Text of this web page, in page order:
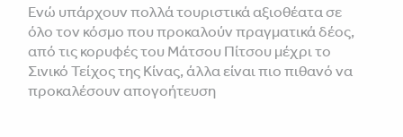
Ενώ υπάρχουν πολλά τουριστικά αξιοθέατα σε
όλο τον κόσμο που προκαλούν πραγματικά δέος,
από τις κορυφές του Μάτσου Πίτσου μέχρι το
Σινικό Τείχος της Κίνας, άλλα είναι πιο πιθανό να
προκαλέσουν απογοήτευση